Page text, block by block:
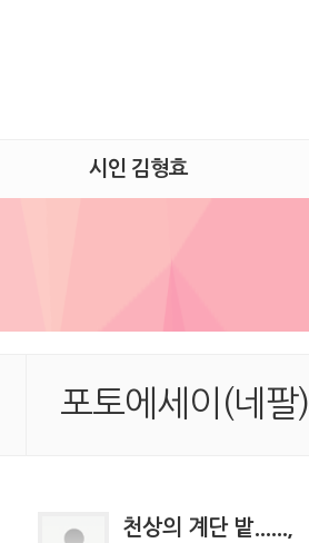
시인 김형효
포토에세이(네팔)
천상의 계단 밭......,